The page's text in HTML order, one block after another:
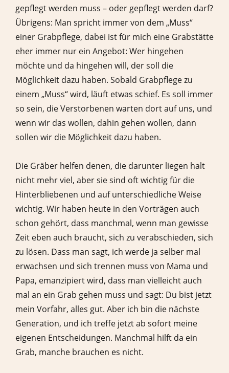
gepflegt werden muss – oder gepflegt werden darf?
Übrigens: Man spricht immer von dem „Muss“
einer Grabpflege, dabei ist für mich eine Grabstätte
eher immer nur ein Angebot: Wer hingehen
möchte und da hingehen will, der soll die
Möglichkeit dazu haben. Sobald Grabpflege zu
einem „Muss“ wird, läuft etwas schief. Es soll immer
so sein, die Verstorbenen warten dort auf uns, und
wenn wir das wollen, dahin gehen wollen, dann
sollen wir die Möglichkeit dazu haben.
Die Gräber helfen denen, die darunter liegen halt
nicht mehr viel, aber sie sind oft wichtig für die
Hinterbliebenen und auf unterschiedliche Weise
wichtig. Wir haben heute in den Vorträgen auch
schon gehört, dass manchmal, wenn man gewisse
Zeit eben auch braucht, sich zu verabschieden, sich
zu lösen. Dass man sagt, ich werde ja selber mal
erwachsen und sich trennen muss von Mama und
Papa, emanzipiert wird, dass man vielleicht auch
mal an ein Grab gehen muss und sagt: Du bist jetzt
mein Vorfahr, alles gut. Aber ich bin die nächste
Generation, und ich treffe jetzt ab sofort meine
eigenen Entscheidungen. Manchmal hilft da ein
Grab, manche brauchen es nicht.